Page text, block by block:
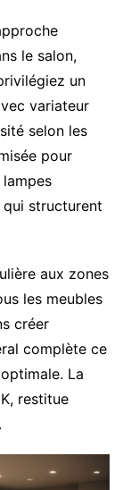
le salon,
un
variateur
selon les
pour
qui structurent
aux zones
les meubles
créer
complète ce
La
restitue